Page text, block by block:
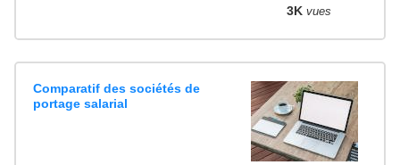
3K vues
Comparatif des sociétés de
portage salarial